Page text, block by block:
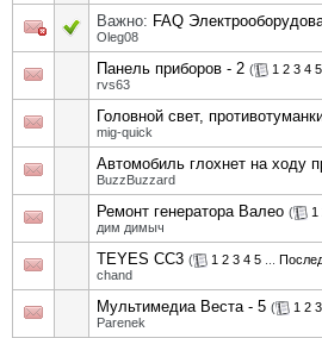
Важно: FAQ
Oleg08
Панель приборов - 2 ( 1 2 3 4 5
rvs63
Головной свет,
mig-quick
Автомобиль глохнет на ходу
BuzzBuzzard
Ремонт генератора Валео ( 1
дим димыч
TEYES CC3 ( 1 2 3 4 5
chand
Мультимедиа Веста - 5 ( 1 2 3
Parenek